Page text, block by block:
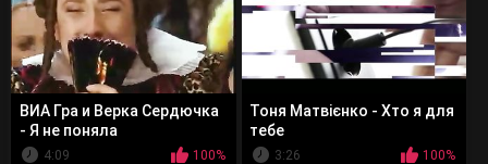
ВИА Гра и Верка Сердючка
- Я не поняла
4:09
100%
Тоня Матвієнко - Хто я для
тебе
3:26
100%